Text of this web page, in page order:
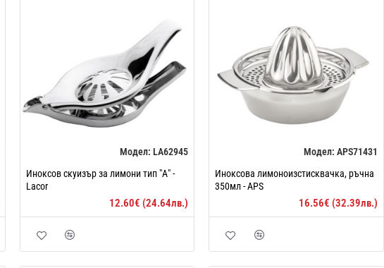
Модел: LA62945
Иноксов скуизър за лимони тип "А" -
Lacor
12.60€ (24.64лв.)
Модел: APS71431
Иноксова лимоноизстисквачка, ръчна
350мл - APS
16.56€ (32.39лв.)